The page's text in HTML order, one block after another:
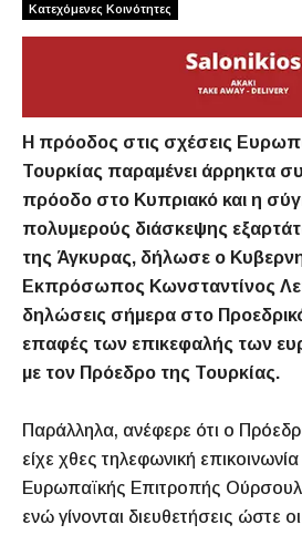
Κατεχόμενες Κοινότητες
Η πρόοδος στις σχέσεις
Τουρκίας παραμένει άρρηκτα
πρόοδο στο Κυπριακό και η
πολυμερούς διάσκεψης
της Άγκυρας, δήλωσε ο
Εκπρόσωπος Κωνσταντίνος
δηλώσεις σήμερα στο
επαφές των επικεφαλής των
με τον Πρόεδρο της Τουρκίας.
Παράλληλα, ανέφερε ότι ο
είχε χθες τηλεφωνική
Ευρωπαϊκής Επιτροπής
ενώ γίνονται διευθετήσεις ώστε